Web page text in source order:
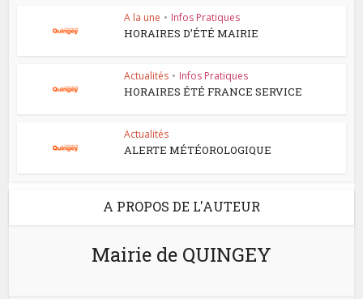
A la une • Infos Pratiques
HORAIRES D’ÉTÉ MAIRIE
Actualités • Infos Pratiques
HORAIRES ÉTÉ FRANCE SERVICE
Actualités
ALERTE MÉTÉOROLOGIQUE
A PROPOS DE L'AUTEUR
Mairie de QUINGEY